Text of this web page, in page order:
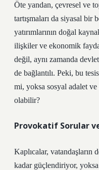
Öte yandan, çevresel ve
tartışmaları da siyasal bir
yatırımlarının doğal
ilişkiler ve ekonomik fayda
değil, aynı zamanda
de bağlantılı. Peki, bu
mi, yoksa sosyal adalet
olabilir?
Provokatif Sorular
Kaplıcalar, vatandaşların
kadar güçlendiriyor,